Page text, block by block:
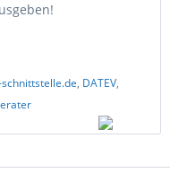
, DATEV,